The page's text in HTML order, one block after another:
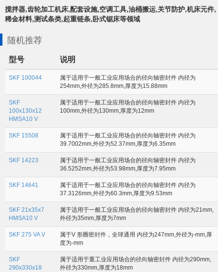
搅拌器,齿轮加工机床,配套设施,空调工具,油桶搬运,关节防护,机床元件,
稀金材料,测试条类,起重链条,卧式锯床等领域
随机推荐
型号 说明
SKF 100044
属于适用于一般工业应用场合的径向轴密封件 内径为
254mm,外径为285.8mm,厚度为15.88mm
SKF
100x130x12
HMSA10 V
属于适用于一般工业应用场合的径向轴密封件 内径为
100mm,外径为130mm,厚度为12mm
SKF 15508
属于适用于一般工业应用场合的径向轴密封件 内径为
39.7002mm,外径为52.37mm,厚度为6.35mm
SKF 14223
属于适用于一般工业应用场合的径向轴密封件 内径为
36.5252mm,外径为53.98mm,厚度为7.95mm
SKF 14641
属于适用于一般工业应用场合的径向轴密封件 内径为
37.3126mm,外径为60.3mm,厚度为9.53mm
SKF 21x35x7
HMSA10 V
属于适用于一般工业应用场合的径向轴密封件 内径为21mm,
外径为35mm,厚度为7mm
SKF 275 VA V
属于V 形圈密封件，全球通用 内径为247mm,外径为-mm,厚
度为-mm
SKF
290x330x18
属于适用于重工业应用场合的径向轴密封件 内径为290mm,
外径为330mm,厚度为18mm